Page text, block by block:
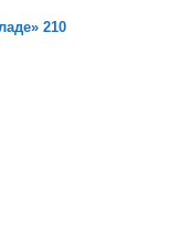
210